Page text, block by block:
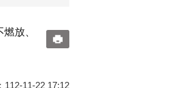
放、
112-11-22 17:12